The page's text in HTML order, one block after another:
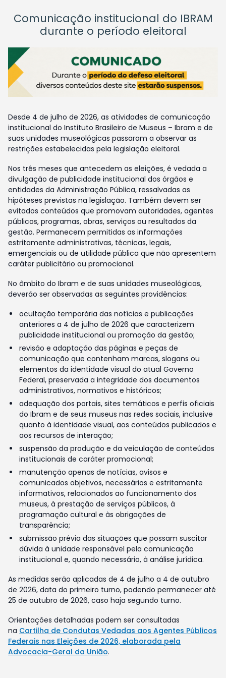
Comunicação institucional do IBRAM
durante o período eleitoral
Desde 4 de julho de 2026, as atividades de comunicação
institucional do Instituto Brasileiro de Museus – Ibram e de
suas unidades museológicas passaram a observar as
restrições estabelecidas pela legislação eleitoral.
Nos três meses que antecedem as eleições, é vedada a
divulgação de publicidade institucional dos órgãos e
entidades da Administração Pública, ressalvadas as
hipóteses previstas na legislação. Também devem ser
evitados conteúdos que promovam autoridades, agentes
públicos, programas, obras, serviços ou resultados da
gestão. Permanecem permitidas as informações
estritamente administrativas, técnicas, legais,
emergenciais ou de utilidade pública que não apresentem
caráter publicitário ou promocional.
No âmbito do Ibram e de suas unidades museológicas,
deverão ser observadas as seguintes providências:
ocultação temporária das notícias e publicações
anteriores a 4 de julho de 2026 que caracterizem
publicidade institucional ou promoção da gestão;
revisão e adaptação das páginas e peças de
comunicação que contenham marcas, slogans ou
elementos da identidade visual do atual Governo
Federal, preservada a integridade dos documentos
administrativos, normativos e históricos;
adequação dos portais, sites temáticos e perfis oficiais
do Ibram e de seus museus nas redes sociais, inclusive
quanto à identidade visual, aos conteúdos publicados e
aos recursos de interação;
suspensão da produção e da veiculação de conteúdos
institucionais de caráter promocional;
manutenção apenas de notícias, avisos e
comunicados objetivos, necessários e estritamente
informativos, relacionados ao funcionamento dos
museus, à prestação de serviços públicos, à
programação cultural e às obrigações de
transparência;
submissão prévia das situações que possam suscitar
dúvida à unidade responsável pela comunicação
institucional e, quando necessário, à análise jurídica.
As medidas serão aplicadas de 4 de julho a 4 de outubro
de 2026, data do primeiro turno, podendo permanecer até
25 de outubro de 2026, caso haja segundo turno.
Orientações detalhadas podem ser consultadas
na Cartilha de Condutas Vedadas aos Agentes Públicos
Federais nas Eleições de 2026, elaborada pela
Advocacia-Geral da União.